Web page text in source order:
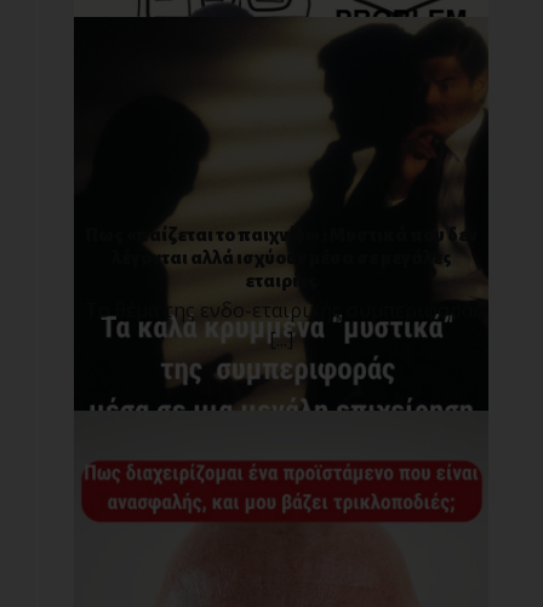
Πως «παίζεται το παιχνίδι» : Μυστικά που δεν
λέγονται αλλά ισχύουν μέσα σε μεγάλες
εταιρίες
Το θέμα της ενδο-εταιρικής συμπεριφοράς,
[...]